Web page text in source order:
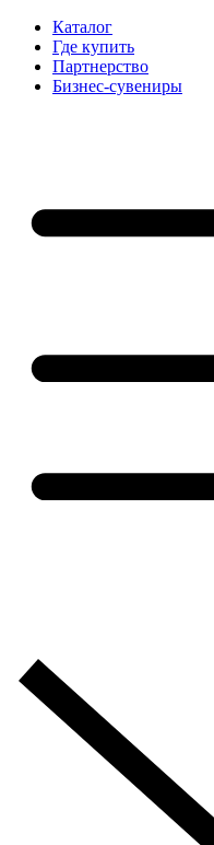
Каталог
Где купить
Партнерство
Бизнес-сувениры